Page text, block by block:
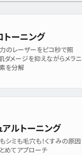
トーニング
のレーザーをピコ秒で照
ダメージを抑えながらメラニ
を分解
アルトーニング
シミも毛穴も！くすみの原因
めてアプローチ